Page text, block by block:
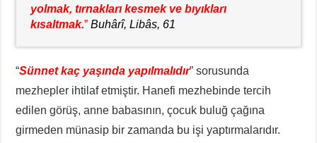
yolmak, tırnakları kesmek ve bıyıkları
kısaltmak.”Buhârî, Libâs, 61
“Sünnet kaç yaşında yapılmalıdır” sorusunda
mezhepler ihtilaf etmiştir. Hanefi mezhebinde tercih
edilen görüş, anne babasının, çocuk buluğ çağına
girmeden münasip bir zamanda bu işi yaptırmalarıdır.